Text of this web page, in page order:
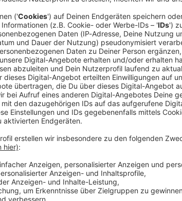
betroffen sind, das hat jetzt
Instituts für Gesundheitssystemforschung (bifg)
aufgelistet. Bezogen wurde sich hier vor
ehesten suchtgefährdet?
vorgenommen, in Bayern sind aber spezifisch
betroffen:
Energie- und Wasserversorgung, der